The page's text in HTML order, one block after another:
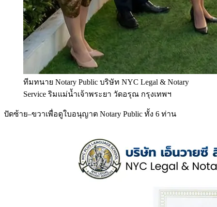
ทีมทนาย Notary Public บริษัท NYC Legal & Notary
Service ริมแม่น้ำเจ้าพระยา วัดอรุณ กรุงเทพฯ
ปัดซ้าย–ขวาเพื่อดูใบอนุญาต Notary Public ทั้ง 6 ท่าน